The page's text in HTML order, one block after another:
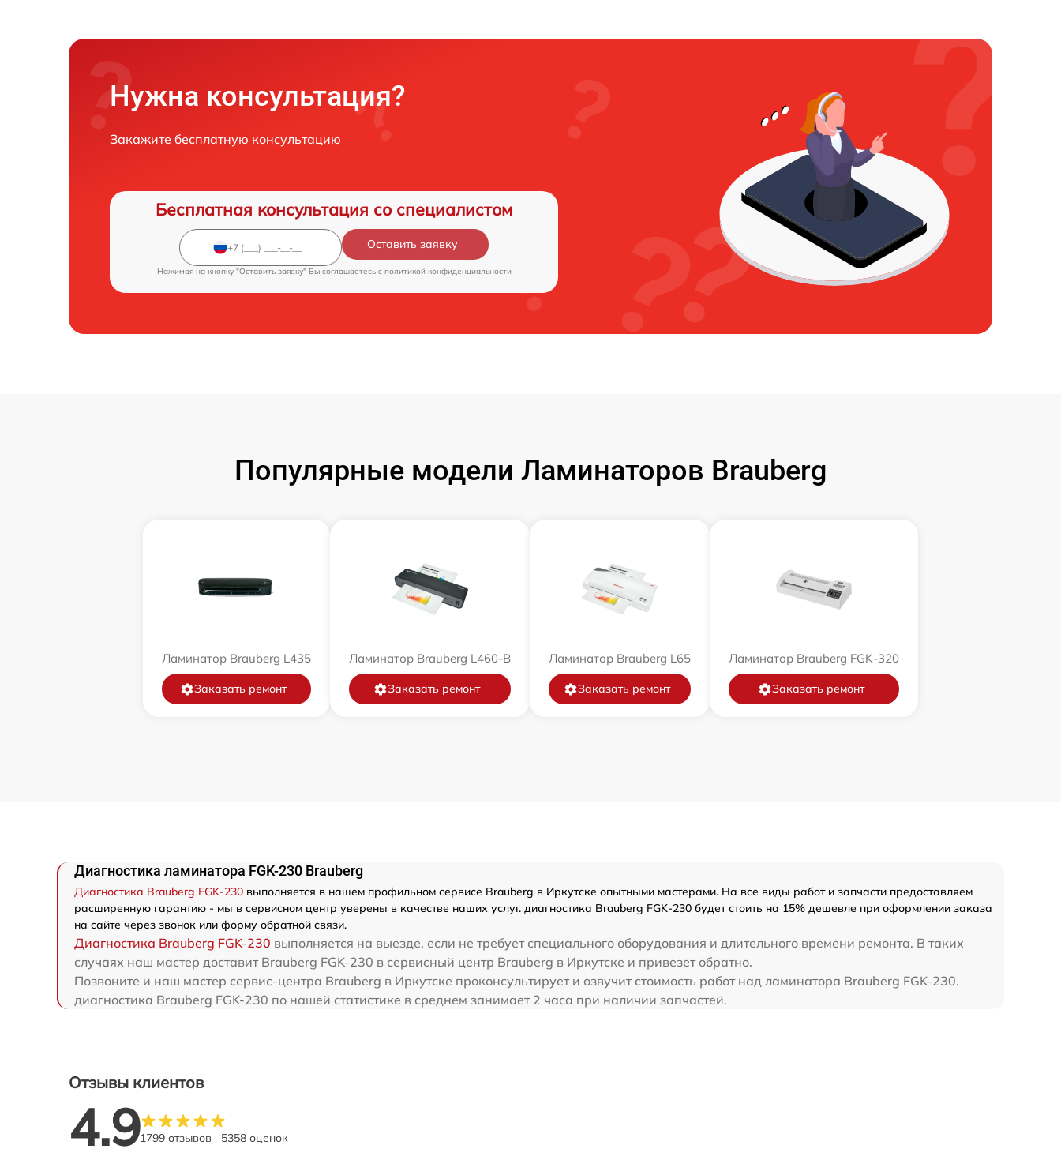
Нужна консультация?
Закажите бесплатную консультацию
Бесплатная консультация со специалистом
Оставить заявку
Нажимая на кнопку "Оставить заявку" Вы соглашаетесь c политикой конфиденциальности
Популярные модели Ламинаторов Brauberg
Ламинатор Brauberg L435
Заказать ремонт
Ламинатор Brauberg L460-B
Заказать ремонт
Ламинатор Brauberg L65
Заказать ремонт
Ламинатор Brauberg FGK-320
Заказать ремонт
Диагностика ламинатора FGK-230 Brauberg
Диагностика Brauberg FGK-230 выполняется в нашем профильном сервисе Brauberg в Иркутске опытными мастерами. На все виды работ и запчасти предоставляем
расширенную гарантию - мы в сервисном центр уверены в качестве наших услуг. диагностика Brauberg FGK-230 будет стоить на 15% дешевле при оформлении заказа
на сайте через звонок или форму обратной связи.
Диагностика Brauberg FGK-230 выполняется на выезде, если не требует специального оборудования и длительного времени ремонта. В таких
случаях наш мастер доставит Brauberg FGK-230 в сервисный центр Brauberg в Иркутске и привезет обратно.
Позвоните и наш мастер сервис-центра Brauberg в Иркутске проконсультирует и озвучит стоимость работ над ламинатора Brauberg FGK-230.
диагностика Brauberg FGK-230 по нашей статистике в среднем занимает 2 часа при наличии запчастей.
Отзывы клиентов
4.91799 отзывов 5358 оценок